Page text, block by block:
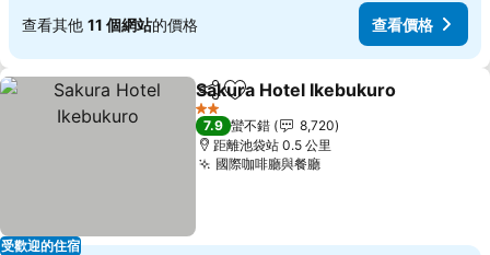
查看其他 11 個網站的價格 查看價格
受歡迎的住宿
分享 加入我的最愛
Sakura Hotel Ikebukuro
2 星級
7.9 蠻不錯
8,720
距離池袋站 0.5 公里
國際咖啡廳與餐廳查看價格